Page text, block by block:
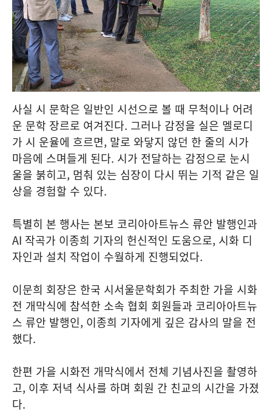
사실 시 문학은 일반인 시선으로 볼 때 무척이나 어려
운 문학 장르로 여겨진다. 그러나 감정을 실은 멜로디
가 시 운율에 흐르면, 말로 와닿지 않던 한 줄의 시가
마음에 스며들게 된다. 시가 전달하는 감정으로 눈시
울을 붉히고, 멈춰 있는 심장이 다시 뛰는 기적 같은 일
상을 경험할 수 있다.
특별히 본 행사는 본보 코리아아트뉴스 류안 발행인과
AI 작곡가 이종희 기자의 헌신적인 도움으로, 시화 디
자인과 설치 작업이 수월하게 진행되었다.
이문희 회장은 한국 시서울문학회가 주최한 가을 시화
전 개막식에 참석한 소속 협회 회원들과 코리아아트뉴
스 류안 발행인, 이종희 기자에게 깊은 감사의 말을 전
했다.
한편 가을 시화전 개막식에서 전체 기념사진을 촬영하
고, 이후 저녁 식사를 하며 회원 간 친교의 시간을 가졌
다.